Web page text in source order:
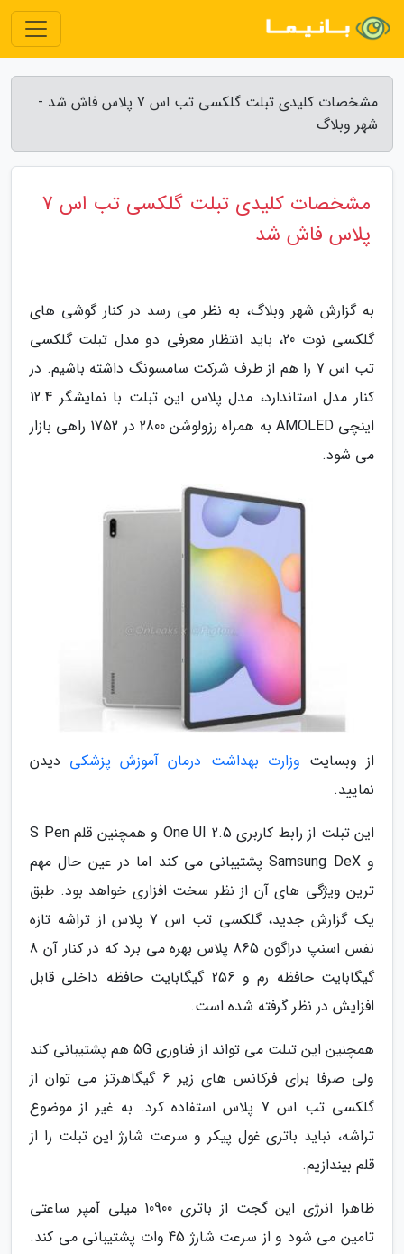
مشخصات کلیدی تبلت گلکسی تب اس 7 پلاس فاش شد -
شهر وبلاگ
مشخصات کلیدی تبلت گلکسی تب اس 7
پلاس فاش شد
به گزارش شهر وبلاگ، به نظر می رسد در کنار گوشی های
گلکسی نوت 20، باید انتظار معرفی دو مدل تبلت گلکسی
تب اس 7 را هم از طرف شرکت سامسونگ داشته باشیم. در
کنار مدل استاندارد، مدل پلاس این تبلت با نمایشگر 12.4
اینچی AMOLED به همراه رزولوشن 2800 در 1752 راهی بازار
می شود.
از وبسایت وزارت بهداشت درمان آموزش پزشکی دیدن
نمایید.
این تبلت از رابط کاربری One UI 2.5 و همچنین قلم S Pen
و Samsung DeX پشتیبانی می کند اما در عین حال مهم
ترین ویژگی های آن از نظر سخت افزاری خواهد بود. طبق
یک گزارش جدید، گلکسی تب اس 7 پلاس از تراشه تازه
نفس اسنپ دراگون 865 پلاس بهره می برد که در کنار آن 8
گیگابایت حافظه رم و 256 گیگابایت حافظه داخلی قابل
افزایش در نظر گرفته شده است.
همچنین این تبلت می تواند از فناوری 5G هم پشتیبانی کند
ولی صرفا برای فرکانس های زیر 6 گیگاهرتز می توان از
گلکسی تب اس 7 پلاس استفاده کرد. به غیر از موضوع
تراشه، نباید باتری غول پیکر و سرعت شارژ این تبلت را از
قلم بیندازیم.
ظاهرا انرژی این گجت از باتری 10900 میلی آمپر ساعتی
تامین می شود و از سرعت شارژ 45 وات پشتیبانی می کند.